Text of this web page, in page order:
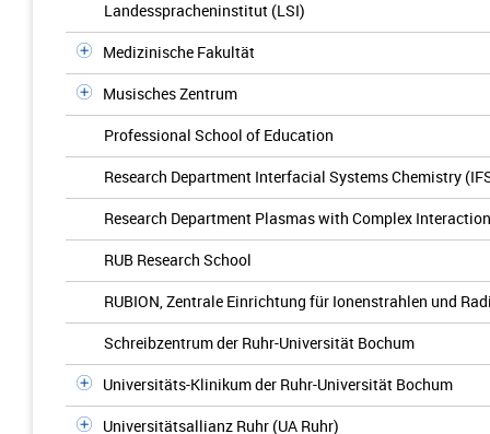
Landesspracheninstitut (LSI)
Medizinische Fakultät
Musisches Zentrum
Professional School of Education
Research Department Interfacial Systems Chemistry
Research Department Plasmas with Complex
RUB Research School
RUBION, Zentrale Einrichtung für Ionenstrahlen und
Schreibzentrum der Ruhr-Universität Bochum
Universitäts-Klinikum der Ruhr-Universität Bochum
Universitätsallianz Ruhr (UA Ruhr)